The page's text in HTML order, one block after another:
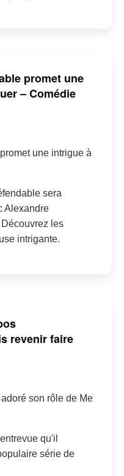
promet une
– Comédie
une intrigue à
sera
Alexandre
Découvrez les
intrigante.
revenir faire
son rôle de Me
qu'il
série de